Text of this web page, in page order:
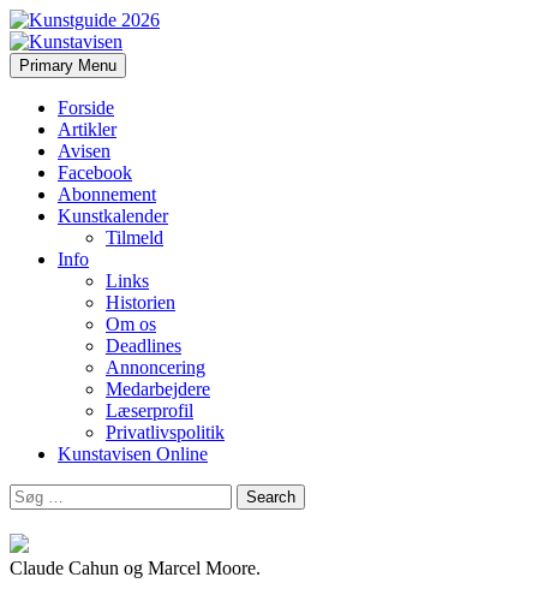
Kunstavisen
Search
Primary Menu Skip
to
Forside
Artikler
Avisen
Facebook
Abonnement
Kunstkalender
Tilmeld
Info
Links
Historien
Om os
Deadlines
Annoncering
Medarbejdere
Læserprofil
Privatlivspolitik
Kunstavisen Online
Search
for:
Claude Cahun og Marcel Moore.